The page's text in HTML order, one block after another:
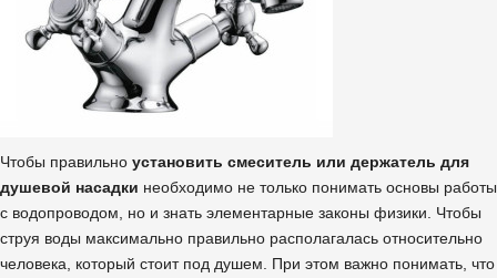
Чтобы правильно установить смеситель или держатель для
душевой насадки необходимо не только понимать основы работы
с водопроводом, но и знать элементарные законы физики. Чтобы
струя воды максимально правильно располагалась относительно
человека, который стоит под душем. При этом важно понимать, что